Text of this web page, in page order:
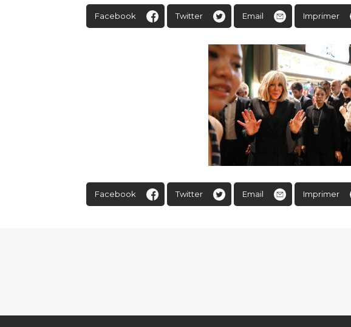
Facebook Twitter Email Imprimer
Facebook Twitter Email Imprimer